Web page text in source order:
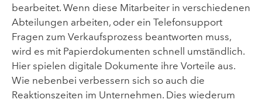
bearbeitet. Wenn diese Mitarbeiter in verschiedenen
Abteilungen arbeiten, oder ein Telefonsupport
Fragen zum Verkaufsprozess beantworten muss,
wird es mit Papierdokumenten schnell umständlich.
Hier spielen digitale Dokumente ihre Vorteile aus.
Wie nebenbei verbessern sich so auch die
Reaktionszeiten im Unternehmen. Dies wiederum